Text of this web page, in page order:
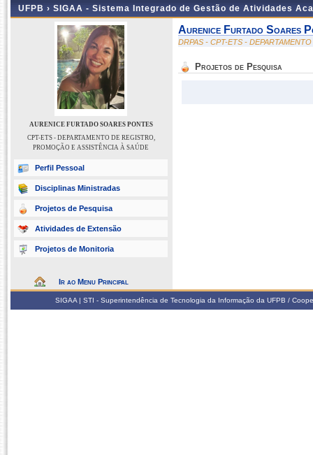
UFPB › SIGAA - Sistema Integrado de Gestão de Atividades
AURENICE FURTADO SOARES PONTES
CPT-ETS - DEPARTAMENTO DE REGISTRO,
PROMOÇÃO E ASSISTÊNCIA À SAÚDE
Perfil Pessoal
Disciplinas Ministradas
Projetos de Pesquisa
Atividades de Extensão
Projetos de Monitoria
Ir ao Menu Principal
Aurenice Furtado Soares
DRPAS - CPT-ETS -
Projetos de Pesquisa
SIGAA | STI - Superintendência de Tecnologia da Informação da UFPB /